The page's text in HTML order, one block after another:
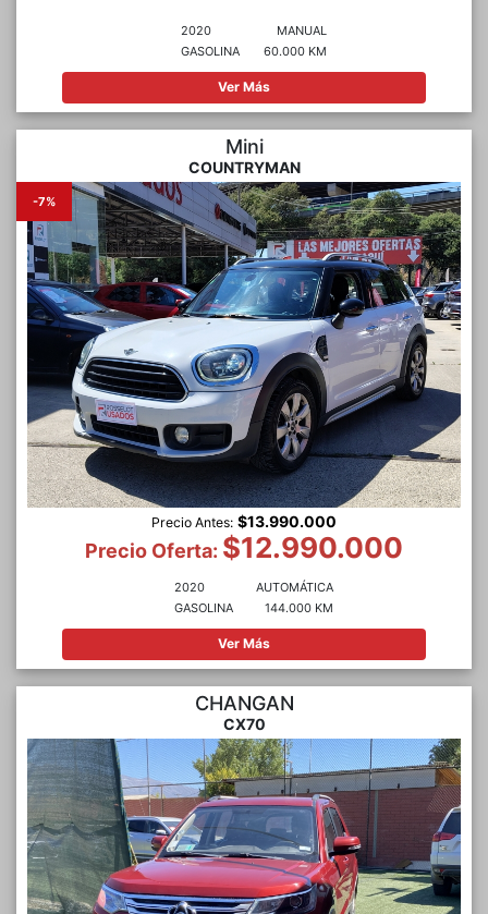
2020
GASOLINA
MANUAL
60.000 KM
Ver Más
Mini
COUNTRYMAN
-7%
Precio Antes: $13.990.000
Precio Oferta: $12.990.000
2020
GASOLINA
AUTOMÁTICA
144.000 KM
Ver Más
CHANGAN
CX70